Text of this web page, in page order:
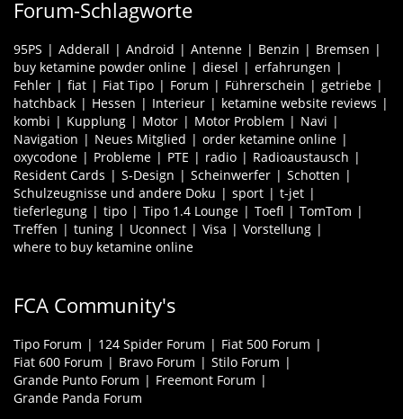
Forum-Schlagworte
95PS Adderall Android Antenne Benzin
Bremsen
buy ketamine powder online
diesel
erfahrungen
Fehler
fiat Fiat Tipo Forum Führerschein
getriebe
hatchback
Hessen Interieur
ketamine website reviews
kombi
Kupplung Motor Motor Problem
Navi
Navigation
Neues Mitglied
order ketamine online
oxycodone
Probleme PTE radio
Radioaustausch
Resident Cards
S-Design Scheinwerfer
Schotten
Schulzeugnisse und andere Doku
sport
t-jet
tieferlegung
tipo Tipo 1.4 Lounge Toefl
TomTom
Treffen
tuning Uconnect Visa
Vorstellung
where to buy ketamine online
FCA Community's
Tipo Forum 124 Spider Forum
Fiat 500 Forum
Fiat 600 Forum
Bravo Forum
Stilo Forum
Grande Punto Forum
Freemont Forum
Grande Panda Forum